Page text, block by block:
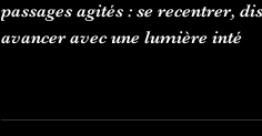
passages agités : se recentrer,
avancer avec une lumière inté